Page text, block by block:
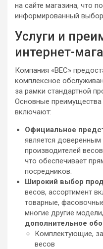
на сайте магазина, что
информированный
Услуги и
интернет-
Компания «ВЕС»
комплексное
за рамки стандартной
Основные преимущества
включают:
Официальное
является
производителей
что обеспечивает
посредников.
Широкий выбор
весов, ассортимент
товарные,
многие другие модели,
дополнительное
Комплектующие,
весов